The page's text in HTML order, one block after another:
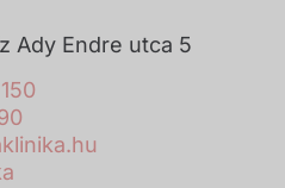
Ady Endre utca 5